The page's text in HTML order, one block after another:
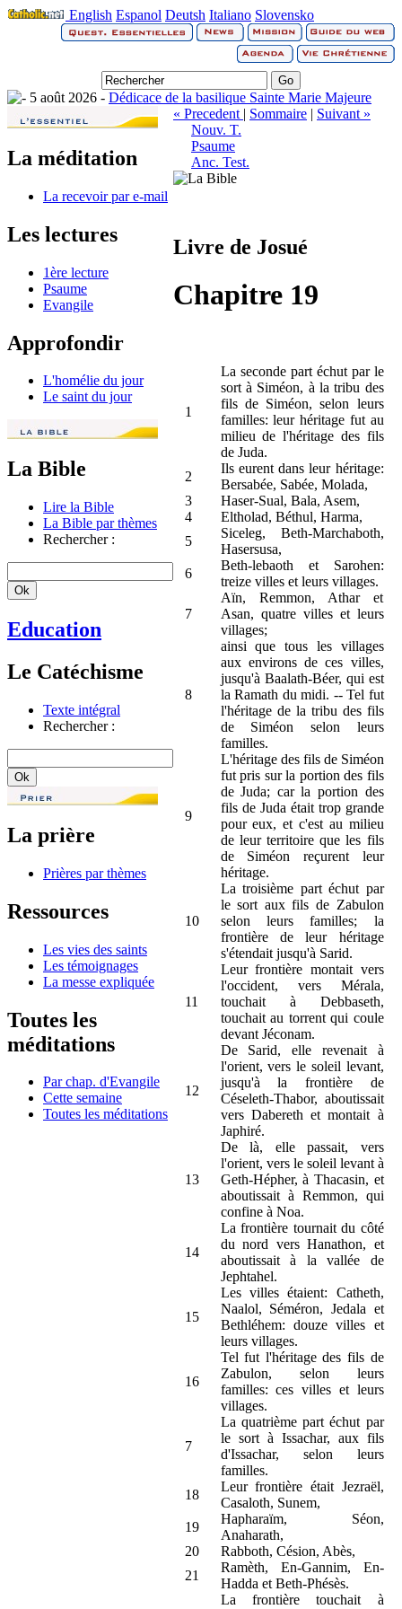
English Espanol Deutsh Italiano Slovensko
5 août 2026 - Dédicace de la basilique Sainte Marie Majeure
La méditation
La recevoir par e-mail
Les lectures
1ère lecture
Psaume
Evangile
Approfondir
L'homélie du jour
Le saint du jour
La Bible
Lire la Bible
La Bible par thèmes
Rechercher :
Education
Le Catéchisme
Texte intégral
Rechercher :
La prière
Prières par thèmes
Ressources
Les vies des saints
Les témoignages
La messe expliquée
Toutes les
méditations
Par chap. d'Evangile
Cette semaine
Toutes les méditations
« Precedent | Sommaire | Suivant »
Nouv. T.
Psaume
Anc. Test.
Livre de Josué
Chapitre 19
1
La seconde part échut par le
sort à Siméon, à la tribu des
fils de Siméon, selon leurs
familles: leur héritage fut au
milieu de l'héritage des fils
de Juda.
2
Ils eurent dans leur héritage:
Bersabée, Sabée, Molada,
3
Haser-Sual, Bala, Asem,
4
Eltholad, Béthul, Harma,
5
Siceleg, Beth-Marchaboth,
Hasersusa,
6
Beth-lebaoth et Sarohen:
treize villes et leurs villages.
7
Aïn, Remmon, Athar et
Asan, quatre villes et leurs
villages;
8
ainsi que tous les villages
aux environs de ces villes,
jusqu'à Baalath-Béer, qui est
la Ramath du midi. -- Tel fut
l'héritage de la tribu des fils
de Siméon selon leurs
familles.
9
L'héritage des fils de Siméon
fut pris sur la portion des fils
de Juda; car la portion des
fils de Juda était trop grande
pour eux, et c'est au milieu
de leur territoire que les fils
de Siméon reçurent leur
héritage.
10
La troisième part échut par
le sort aux fils de Zabulon
selon leurs familles; la
frontière de leur héritage
s'étendait jusqu'à Sarid.
11
Leur frontière montait vers
l'occident, vers Mérala,
touchait à Debbaseth,
touchait au torrent qui coule
devant Jéconam.
12
De Sarid, elle revenait à
l'orient, vers le soleil levant,
jusqu'à la frontière de
Céseleth-Thabor, aboutissait
vers Dabereth et montait à
Japhiré.
13
De là, elle passait, vers
l'orient, vers le soleil levant à
Geth-Hépher, à Thacasin, et
aboutissait à Remmon, qui
confine à Noa.
14
La frontière tournait du côté
du nord vers Hanathon, et
aboutissait à la vallée de
Jephtahel.
15
Les villes étaient: Catheth,
Naalol, Séméron, Jedala et
Bethléhem: douze villes et
leurs villages.
16
Tel fut l'héritage des fils de
Zabulon, selon leurs
familles: ces villes et leurs
villages.
7
La quatrième part échut par
le sort à Issachar, aux fils
d'Issachar, selon leurs
familles.
18
Leur frontière était Jezraël,
Casaloth, Sunem,
19
Hapharaïm, Séon,
Anaharath,
20
Rabboth, Césion, Abès,
21
Ramèth, En-Gannim, En-
Hadda et Beth-Phésès.
La frontière touchait à